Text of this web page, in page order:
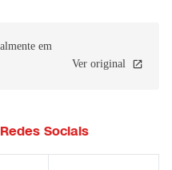
em
Ver original
Sociais